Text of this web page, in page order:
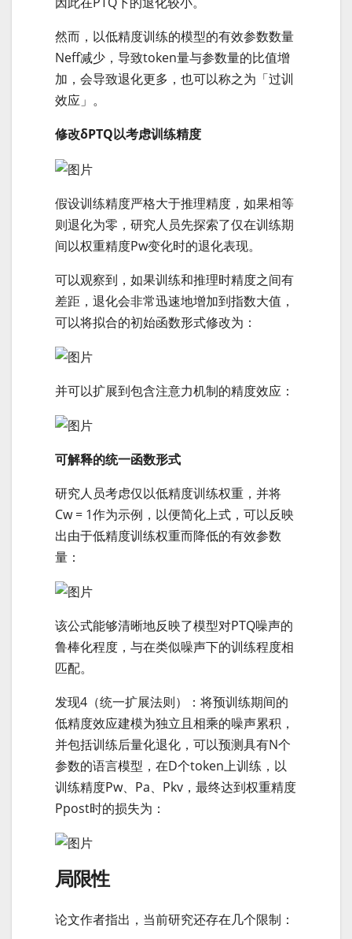
然而，以低精度训练的模型的有效参数数量
Neff减少，导致token量与参数量的比值增
加，会导致退化更多，也可以称之为「过训
效应」。
修改δPTQ以考虑训练精度
假设训练精度严格大于推理精度，如果相等
则退化为零，研究人员先探索了仅在训练期
间以权重精度Pw变化时的退化表现。
可以观察到，如果训练和推理时精度之间有
差距，退化会非常迅速地增加到指数大值，
可以将拟合的初始函数形式修改为：
并可以扩展到包含注意力机制的精度效应：
可解释的统一函数形式
研究人员考虑仅以低精度训练权重，并将
Cw = 1作为示例，以便简化上式，可以反映
出由于低精度训练权重而降低的有效参数
量：
该公式能够清晰地反映了模型对PTQ噪声的
鲁棒化程度，与在类似噪声下的训练程度相
匹配。
发现4（统一扩展法则）：将预训练期间的
低精度效应建模为独立且相乘的噪声累积，
并包括训练后量化退化，可以预测具有N个
参数的语言模型，在D个token上训练，以
训练精度Pw、Pa、Pkv，最终达到权重精度
Ppost时的损失为：
局限性
论文作者指出，当前研究还存在几个限制：